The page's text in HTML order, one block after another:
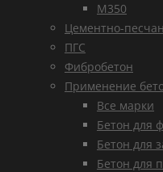
М350
Цементно-
ПГС
Фибробетон
Применение
Все марки
Бетон для
Бетон для
Бетон для